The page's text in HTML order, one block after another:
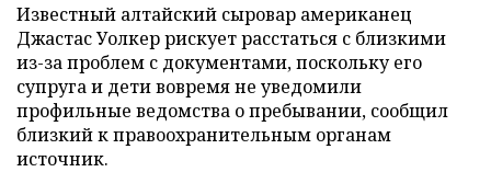
Известный алтайский сыровар американец
Джастас Уолкер рискует расстаться с близкими
из-за проблем с документами, поскольку его
супруга и дети вовремя не уведомили
профильные ведомства о пребывании, сообщил
близкий к правоохранительным органам
источник.